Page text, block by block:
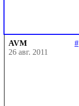
AVM
#
26 авг. 2011